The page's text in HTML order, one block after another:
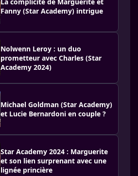
Fanny (Star Academy) intrigue
Nolwenn Leroy : un duo
prometteur avec Charles (Star
Academy 2024)
Michael Goldman (Star Academy)
et Lucie Bernardoni en couple ?
Star Academy 2024 : Marguerite
et son lien surprenant avec une
lignée princière